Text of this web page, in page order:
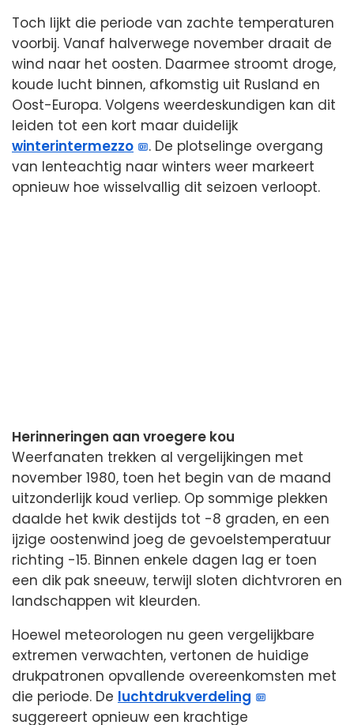
Toch lijkt die periode van zachte temperaturen
voorbij. Vanaf halverwege november draait de
wind naar het oosten. Daarmee stroomt droge,
koude lucht binnen, afkomstig uit Rusland en
Oost-Europa. Volgens weerdeskundigen kan dit
leiden tot een kort maar duidelijk
winterintermezzo
. De plotselinge overgang
van lenteachtig naar winters weer markeert
opnieuw hoe wisselvallig dit seizoen verloopt.
Herinneringen aan vroegere kou
Weerfanaten trekken al vergelijkingen met
november 1980, toen het begin van de maand
uitzonderlijk koud verliep. Op sommige plekken
daalde het kwik destijds tot -8 graden, en een
ijzige oostenwind joeg de gevoelstemperatuur
richting -15. Binnen enkele dagen lag er toen
een dik pak sneeuw, terwijl sloten dichtvroren en
landschappen wit kleurden.
Hoewel meteorologen nu geen vergelijkbare
extremen verwachten, vertonen de huidige
drukpatronen opvallende overeenkomsten met
die periode. De luchtdrukverdeling
suggereert opnieuw een krachtige